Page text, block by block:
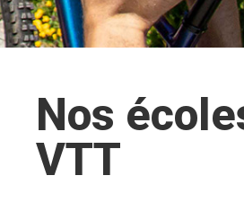
Nos
VTT